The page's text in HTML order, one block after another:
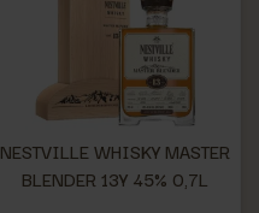
NESTVILLE WHISKY MASTER
BLENDER 13Y 45% 0,7L